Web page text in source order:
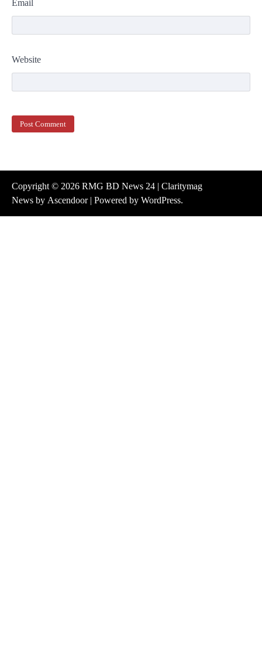
Email
Website
Copyright © 2026 RMG BD News 24 | Claritymag
News by Ascendoor| Powered by WordPress.